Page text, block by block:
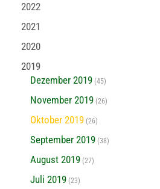
2022
2021
2020
2019
Dezember 2019 (45)
November 2019 (26)
Oktober 2019 (26)
September 2019 (38)
August 2019 (27)
Juli 2019 (23)